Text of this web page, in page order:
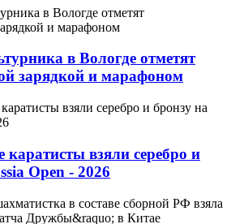
в Вологде отметят
зарядкой и марафоном
каратисты взяли серебро и
Open - 2026